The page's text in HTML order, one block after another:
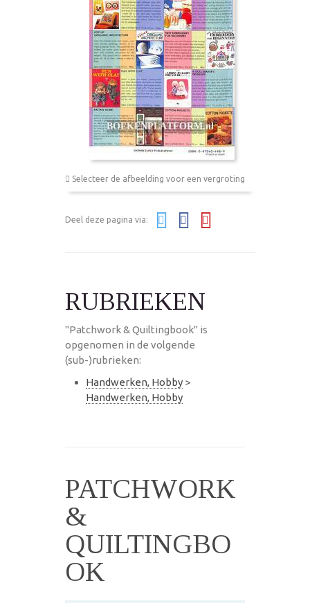
Selecteer de afbeelding voor een vergroting
Deel deze pagina via:
RUBRIEKEN
"Patchwork & Quiltingbook" is
opgenomen in de volgende
(sub-)rubrieken:
Handwerken, Hobby >
Handwerken, Hobby
PATCHWORK
&
QUILTINGBO
OK